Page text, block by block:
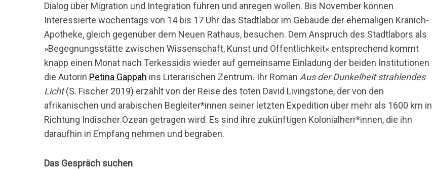
Dialog über Migration und Integration führen und anregen wollen. Bis November können
Interessierte wochentags von 14 bis 17 Uhr das Stadtlabor im Gebäude der ehemaligen Kranich-
Apotheke, gleich gegenüber dem Neuen Rathaus, besuchen. Dem Anspruch des Stadtlabors als
»Begegnungsstätte zwischen Wissenschaft, Kunst und Öffentlichkeit« entsprechend kommt
knapp einen Monat nach Terkessidis wieder auf gemeinsame Einladung der beiden Institutionen
die Autorin Petina Gappah ins Literarischen Zentrum. Ihr Roman Aus der Dunkelheit strahlendes
Licht(S. Fischer 2019) erzählt von der Reise des toten David Livingstone, der von den
afrikanischen und arabischen Begleiter*innen seiner letzten Expedition über mehr als 1600 km in
Richtung Indischer Ozean getragen wird. Es sind ihre zukünftigen Kolonialherr*innen, die ihn
daraufhin in Empfang nehmen und begraben.
Das Gespräch suchen
S
u
c
h
n
n
a
c